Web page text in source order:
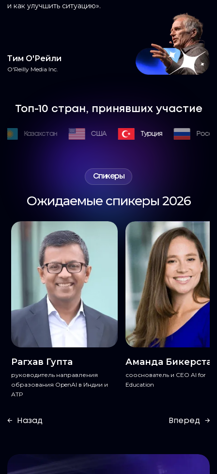
и как улучшить ситуацию».
Тим О'Рейли
O'Reilly Media Inc.
Топ-10 стран, принявших участие
Казахстан США Турция Россия
Спикеры
Ожидаемые спикеры 2026
Рагхав Гупта
руководитель направления
образования OpenAI в Индии и
АТР
Аманда
сооснователь и CEO AI for
Education
← Назад Вперед →